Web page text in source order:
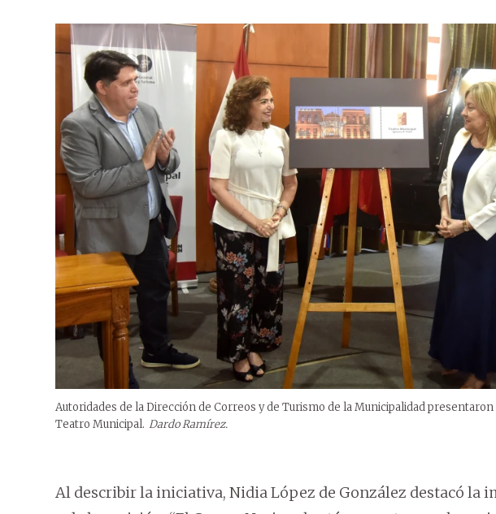
Autoridades de la Dirección de Correos y de Turismo de la Municipalidad
Teatro Municipal. Dardo Ramírez.
Al describir la iniciativa, Nidia López de González destacó la